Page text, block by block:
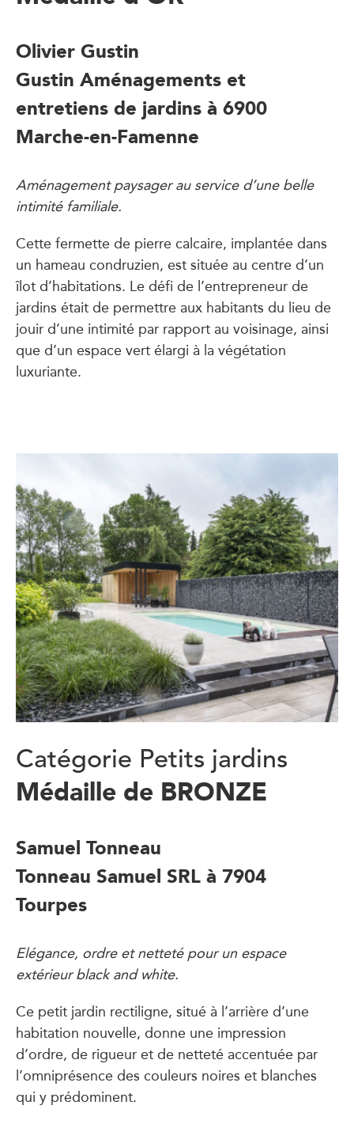
Olivier Gustin
Gustin Aménagements et
entretiens de jardins à 6900
Marche-en-Famenne
Aménagement paysager au service d’une belle
intimité familiale.
Cette fermette de pierre calcaire, implantée dans
un hameau condruzien, est située au centre d’un
îlot d’habitations. Le défi de l’entrepreneur de
jardins était de permettre aux habitants du lieu de
jouir d’une intimité par rapport au voisinage, ainsi
que d’un espace vert élargi à la végétation
luxuriante.
Catégorie Petits jardins
Médaille de BRONZE
Samuel Tonneau
Tonneau Samuel SRL à 7904
Tourpes
Elégance, ordre et netteté pour un espace
extérieur black and white.
Ce petit jardin rectiligne, situé à l’arrière d’une
habitation nouvelle, donne une impression
d’ordre, de rigueur et de netteté accentuée par
l’omniprésence des couleurs noires et blanches
qui y prédominent.